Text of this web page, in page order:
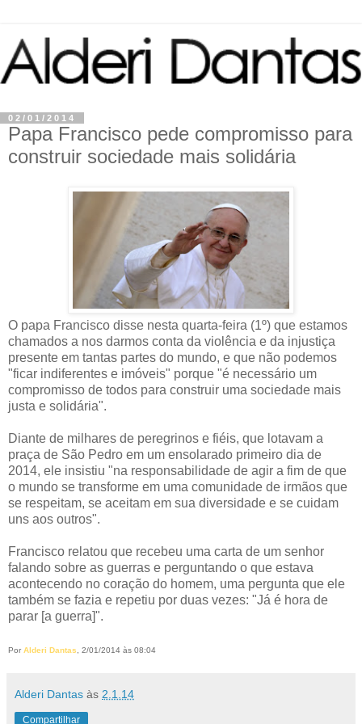
02/01/2014
Papa Francisco pede compromisso para
construir sociedade mais solidária
O papa Francisco disse nesta quarta-feira (1º) que estamos
chamados a nos darmos conta da violência e da injustiça
presente em tantas partes do mundo, e que não podemos
"ficar indiferentes e imóveis" porque "é necessário um
compromisso de todos para construir uma sociedade mais
justa e solidária".
Diante de milhares de peregrinos e fiéis, que lotavam a
praça de São Pedro em um ensolarado primeiro dia de
2014, ele insistiu "na responsabilidade de agir a fim de que
o mundo se transforme em uma comunidade de irmãos que
se respeitam, se aceitam em sua diversidade e se cuidam
uns aos outros".
Francisco relatou que recebeu uma carta de um senhor
falando sobre as guerras e perguntando o que estava
acontecendo no coração do homem, uma pergunta que ele
também se fazia e repetiu por duas vezes: "Já é hora de
parar [a guerra]".
Por Alderi Dantas, 2/01/2014 às 08:04
Alderi Dantas às 2.1.14
Compartilhar